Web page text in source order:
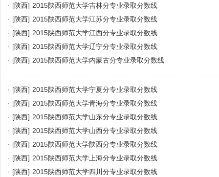
· [陕西] 2015陕西师范大学吉林分专业录取分数线
· [陕西] 2015陕西师范大学江苏分专业录取分数线
· [陕西] 2015陕西师范大学江西分专业录取分数线
· [陕西] 2015陕西师范大学辽宁分专业录取分数线
· [陕西] 2015陕西师范大学内蒙古分专业录取分数线
· [陕西] 2015陕西师范大学宁夏分专业录取分数线
· [陕西] 2015陕西师范大学青海分专业录取分数线
· [陕西] 2015陕西师范大学山东分专业录取分数线
· [陕西] 2015陕西师范大学山西分专业录取分数线
· [陕西] 2015陕西师范大学陕西分专业录取分数线
· [陕西] 2015陕西师范大学上海分专业录取分数线
· [陕西] 2015陕西师范大学四川分专业录取分数线